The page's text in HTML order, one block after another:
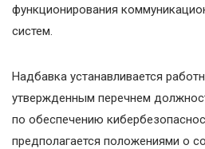
функционирования
систем.
Надбавка устанавливается
утвержденным перечнем
по обеспечению
предполагается положениями о